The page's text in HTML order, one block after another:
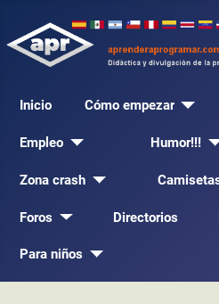
Inicio Cómo empezar
Empleo Humor!!!
Zona crash
Foros Directorios
Para niños